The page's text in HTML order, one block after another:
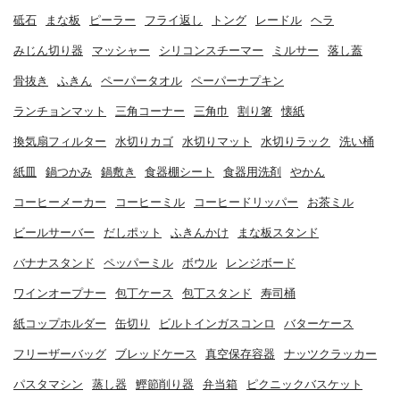
砥石 まな板 ピーラー フライ返し トング レードル ヘラ
みじん切り器 マッシャー シリコンスチーマー ミルサー 落し蓋
骨抜き ふきん ペーパータオル ペーパーナプキン
ランチョンマット 三角コーナー 三角巾 割り箸 懐紙
換気扇フィルター 水切りカゴ 水切りマット 水切りラック 洗い桶
紙皿 鍋つかみ 鍋敷き 食器棚シート 食器用洗剤 やかん
コーヒーメーカー コーヒーミル コーヒードリッパー お茶ミル
ビールサーバー だしポット ふきんかけ まな板スタンド
バナナスタンド ペッパーミル ボウル レンジボード
ワインオープナー 包丁ケース 包丁スタンド 寿司桶
紙コップホルダー 缶切り ビルトインガスコンロ バターケース
フリーザーバッグ ブレッドケース 真空保存容器 ナッツクラッカー
パスタマシン 蒸し器 鰹節削り器 弁当箱 ピクニックバスケット